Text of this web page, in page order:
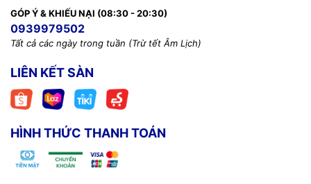
Loại kết nối USB có dây
Đèn LED RGB LIGHTSYNC
Bộ nhớ tích hợp
Trọng lượng điều
chỉnh
Có – kèm theo 5 tạ
Chiều dài dây 2.1m
GÓP Ý & KHIẾU NẠI (08:30 - 20:30)
0939979502
Tất cả các ngày trong tuần (Trừ tết Âm Lịch)
LIÊN KẾT SÀN
HÌNH THỨC THANH TOÁN